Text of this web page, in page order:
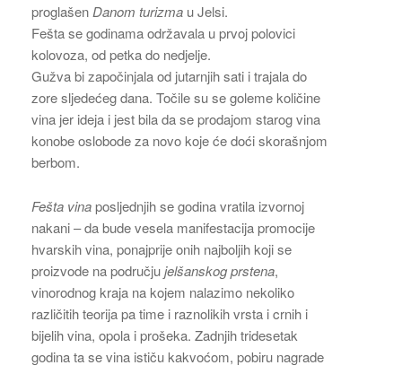
proglašen Danom turizma u Jelsi.
Fešta se godinama održavala u prvoj polovici
kolovoza, od petka do nedjelje.
Gužva bi započinjala od jutarnjih sati i trajala do
zore sljedećeg dana. Točile su se goleme količine
vina jer ideja i jest bila da se prodajom starog vina
konobe oslobode za novo koje će doći skorašnjom
berbom.
Fešta vinaposljednjih se godina vratila izvornoj
nakani – da bude vesela manifestacija promocije
hvarskih vina, ponajprije onih najboljih koji se
proizvode na područjujelšanskog prstena,
vinorodnog kraja na kojem nalazimo nekoliko
različitih teorija pa time i raznolikih vrsta i crnih i
bijelih vina, opola i prošeka. Zadnjih tridesetak
godina ta se vina ističu kakvoćom, pobiru nagrade